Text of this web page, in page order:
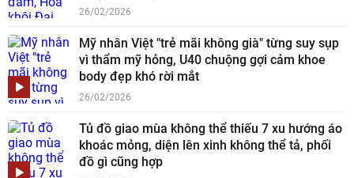
26/02/2026
Mỹ nhân Việt "trẻ mãi không già" từng suy sụp
vì thẩm mỹ hỏng, U40 chuộng gợi cảm khoe
body đẹp khó rời mắt
26/02/2026
Tủ đồ giao mùa không thể thiếu 7 xu hướng áo
khoác mỏng, diện lên xinh không thể tả, phối
đồ gì cũng hợp